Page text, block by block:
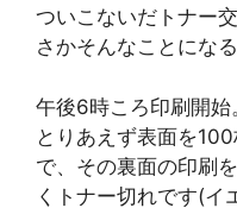
ついこないだトナー
さかそんなことにな
午後6時ころ印刷開始
とりあえず表面を
で、その裏面の印刷
くトナー切れです(イ